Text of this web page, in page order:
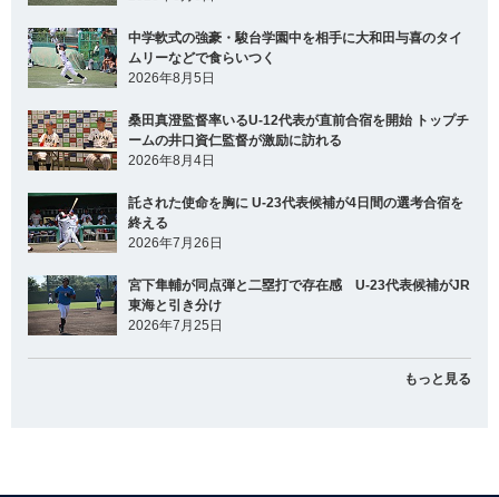
中学軟式の強豪・駿台学園中を相手に大和田与喜のタイ
ムリーなどで食らいつく
2026年8月5日
桑田真澄監督率いるU-12代表が直前合宿を開始 トップチ
ームの井口資仁監督が激励に訪れる
2026年8月4日
託された使命を胸に U-23代表候補が4日間の選考合宿を
終える
2026年7月26日
宮下隼輔が同点弾と二塁打で存在感 U-23代表候補がJR
東海と引き分け
2026年7月25日
もっと見る